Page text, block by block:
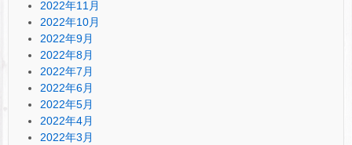
2022年11月
2022年10月
2022年9月
2022年8月
2022年7月
2022年6月
2022年5月
2022年4月
2022年3月